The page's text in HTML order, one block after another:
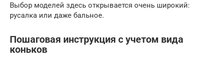
Выбор моделей здесь открывается очень широкий:
русалка или даже бальное.
Пошаговая инструкция с учетом вида
коньков